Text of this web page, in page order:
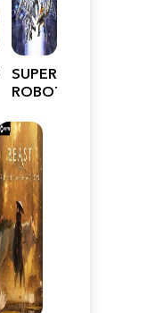
SUPER
ROBOT
Y